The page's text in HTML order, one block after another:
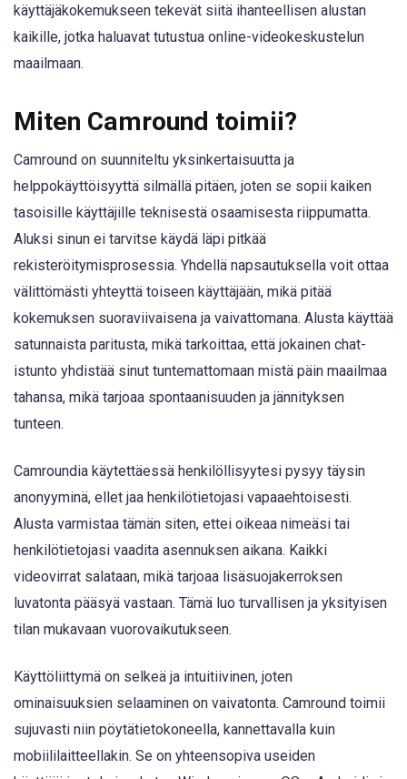
käyttäjäkokemukseen tekevät siitä ihanteellisen alustan
kaikille, jotka haluavat tutustua online-videokeskustelun
maailmaan.
Miten Camround toimii?
Camround on suunniteltu yksinkertaisuutta ja
helppokäyttöisyyttä silmällä pitäen, joten se sopii kaiken
tasoisille käyttäjille teknisestä osaamisesta riippumatta.
Aluksi sinun ei tarvitse käydä läpi pitkää
rekisteröitymisprosessia. Yhdellä napsautuksella voit ottaa
välittömästi yhteyttä toiseen käyttäjään, mikä pitää
kokemuksen suoraviivaisena ja vaivattomana. Alusta käyttää
satunnaista paritusta, mikä tarkoittaa, että jokainen chat-
istunto yhdistää sinut tuntemattomaan mistä päin maailmaa
tahansa, mikä tarjoaa spontaanisuuden ja jännityksen
tunteen.
Camroundia käytettäessä henkilöllisyytesi pysyy täysin
anonyyminä, ellet jaa henkilötietojasi vapaaehtoisesti.
Alusta varmistaa tämän siten, ettei oikeaa nimeäsi tai
henkilötietojasi vaadita asennuksen aikana. Kaikki
videovirrat salataan, mikä tarjoaa lisäsuojakerroksen
luvatonta pääsyä vastaan. Tämä luo turvallisen ja yksityisen
tilan mukavaan vuorovaikutukseen.
Käyttöliittymä on selkeä ja intuitiivinen, joten
ominaisuuksien selaaminen on vaivatonta. Camround toimii
sujuvasti niin pöytätietokoneella, kannettavalla kuin
mobiililaitteellakin. Se on yhteensopiva useiden